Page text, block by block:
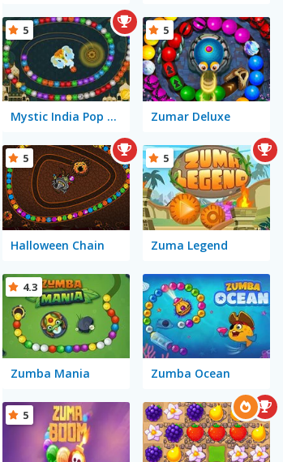
Mystic India Pop Express
5
Zumar Deluxe
5
Halloween Chain
5
Zuma Legend
5
Zumba Mania
4.3
Zumba Ocean
5